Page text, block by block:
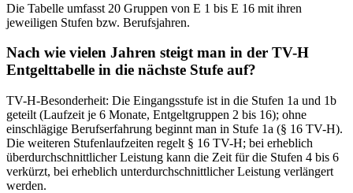
Die Tabelle umfasst 20 Gruppen von E 1 bis E 16 mit ihren
jeweiligen Stufen bzw. Berufsjahren.
Nach wie vielen Jahren steigt man in der TV-H
Entgelttabelle in die nächste Stufe auf?
TV-H-Besonderheit: Die Eingangsstufe ist in die Stufen 1a und 1b
geteilt (Laufzeit je 6 Monate, Entgeltgruppen 2 bis 16); ohne
einschlägige Berufserfahrung beginnt man in Stufe 1a (§ 16 TV-H).
Die weiteren Stufenlaufzeiten regelt § 16 TV-H; bei erheblich
überdurchschnittlicher Leistung kann die Zeit für die Stufen 4 bis 6
verkürzt, bei erheblich unterdurchschnittlicher Leistung verlängert
werden.